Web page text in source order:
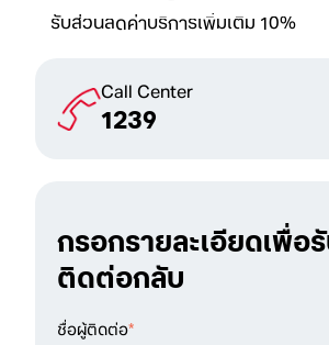
รับส่วนลดค่าบริการเพิ่มเติม 10%
Call Center
1239
กรอกรายละเอียดเพื่อ
ติดต่อกลับ
ชื่อผู้ติดต่อ*